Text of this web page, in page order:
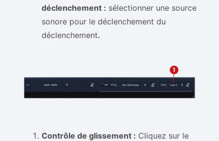
déclenchement : sélectionner une source
sonore pour le déclenchement du
déclenchement.
Contrôle de glissement : Cliquez sur le